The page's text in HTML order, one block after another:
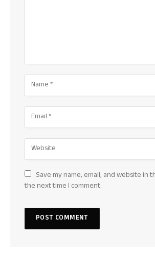
Save my name, email, and website in
the next time I comment.